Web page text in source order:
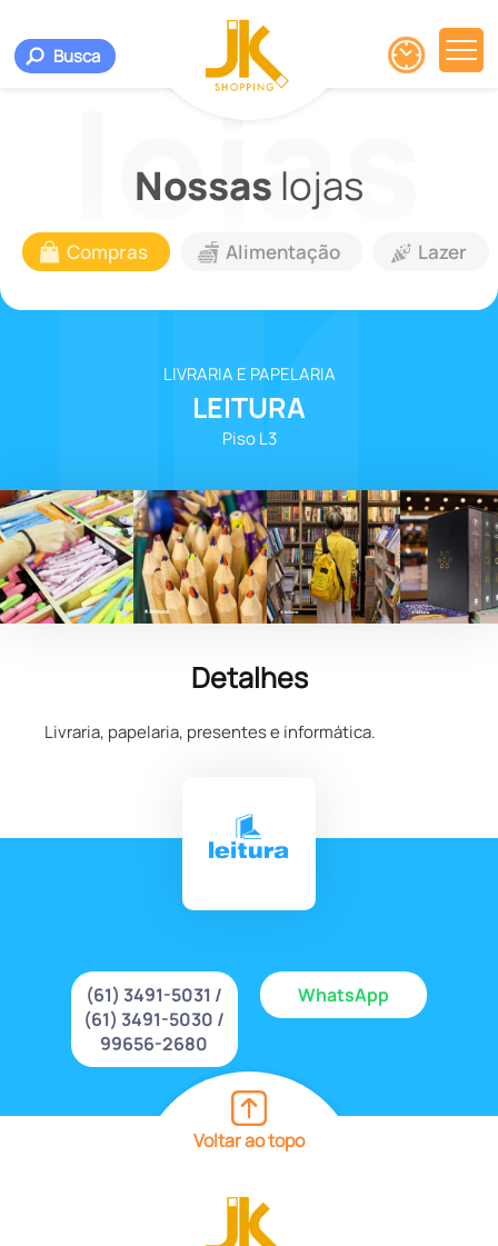
Busca
Nossas lojas
Compras Alimentação Lazer
LIVRARIA E PAPELARIA
LEITURA
Piso L3
Detalhes
Livraria, papelaria, presentes e informática.
(61) 3491-5031 /
(61) 3491-5030 /
99656-2680
WhatsApp
Voltar ao topo